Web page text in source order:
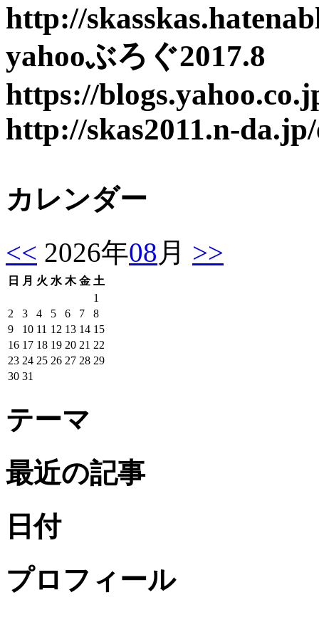
http://
yahooぶろぐ2017.8
https://
http://skas2011.n-
カレンダー
<< 2026年08 月 >>
日 月 火 水 木 金 土
1
2
3 4 5 6 7
8
9
10 11 12 13 14 15
16 17 18 19 20 21 22
23 24 25 26 27 28 29
30 31
テーマ
最近の記事
日付
プロフィール